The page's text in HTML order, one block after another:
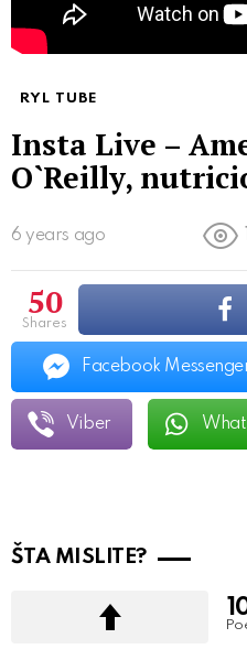
RYL TUBE
Insta Live –
O`Reilly,
6 years ago
50
shares
Facebook
Viber
ŠTA MISLITE?